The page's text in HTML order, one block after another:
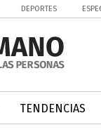
DEPORTES
TENDENCIAS